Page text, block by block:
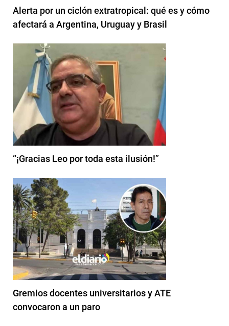
Alerta por un ciclón extratropical: qué es y cómo
afectará a Argentina, Uruguay y Brasil
“¡Gracias Leo por toda esta ilusión!”
Gremios docentes universitarios y ATE
convocaron a un paro